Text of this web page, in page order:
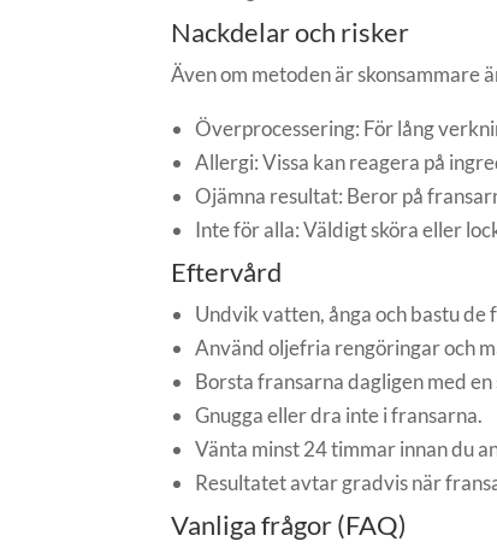
Nackdelar och risker
Även om metoden är skonsammare
Överprocessering: För lång
Allergi: Vissa kan reagera på
Ojämna resultat: Beror på
Inte för alla: Väldigt sköra eller
Eftervård
Undvik vatten, ånga och bastu
Använd oljefria rengöringar och
Borsta fransarna dagligen med en
Gnugga eller dra inte i fransarna.
Vänta minst 24 timmar innan du
Resultatet avtar gradvis när
Vanliga frågor (FAQ)